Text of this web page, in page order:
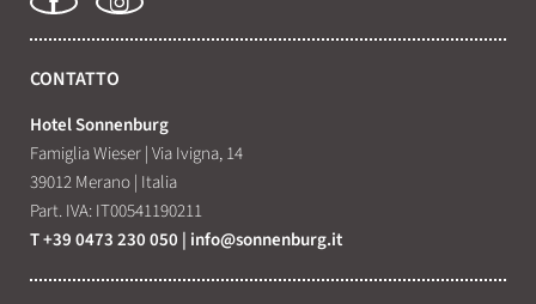
CONTATTO
Hotel Sonnenburg
Famiglia Wieser|Via Ivigna, 14
39012 Merano| Italia
Part. IVA: IT00541190211
T +39 0473 230 050 | info@sonnenburg.it